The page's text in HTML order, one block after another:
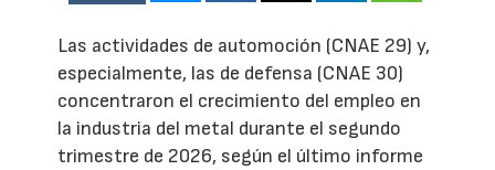
Las actividades de automoción (CNAE 29) y,
especialmente, las de defensa (CNAE 30)
concentraron el crecimiento del empleo en
la industria del metal durante el segundo
trimestre de 2026, según el último informe